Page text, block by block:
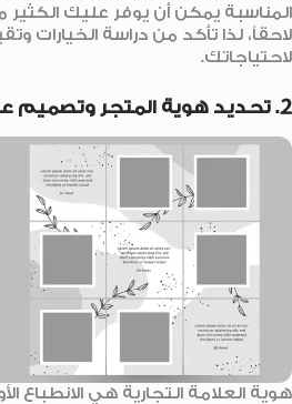
المناسبة يمكن أن يوفر عليك
لاحقاً، لذا تأكد من دراسة الخيارات
لاحتياجاتك.
2. تحديد هوية المتجر وتصميم علامتك التجارية:
هوية العلامة التجارية هي الانطباع